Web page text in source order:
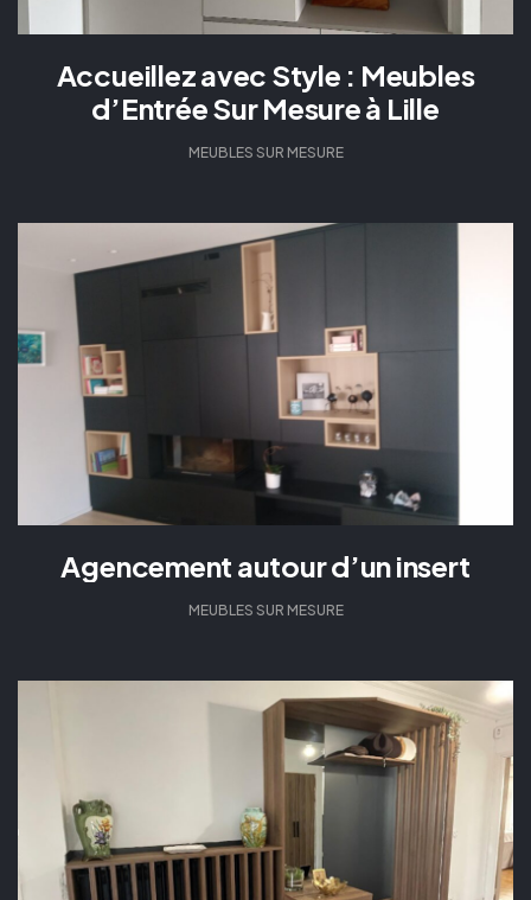
Accueillez avec Style : Meubles
d’Entrée Sur Mesure à Lille
MEUBLES SUR MESURE
Agencement autour d’un insert
MEUBLES SUR MESURE